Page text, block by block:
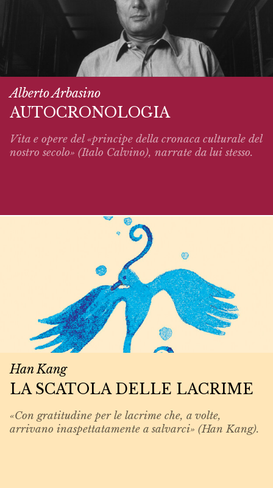
Alberto Arbasino
AUTOCRONOLOGIA
Vita e opere del «principe della cronaca culturale del
nostro secolo» (Italo Calvino), narrate da lui stesso.
Han Kang
LA SCATOLA DELLE LACRIME
«Con gratitudine per le lacrime che, a volte,
arrivano inaspettatamente a salvarci» (Han Kang).